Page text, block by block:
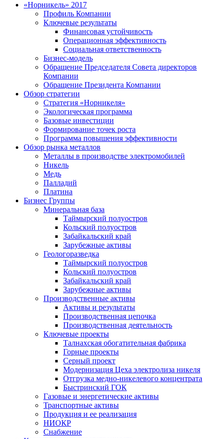
«Норникель» 2017
Профиль Компании
Ключевые результаты
Финансовая устойчивость
Операционная эффективность
Социальная ответственность
Бизнес-модель
Обращение Председателя Совета директоров
Компании
Обращение Президента Компании
Обзор стратегии
Стратегия «Норникеля»
Экологическая программа
Базовые инвестиции
Формирование точек роста
Программа повышения эффективности
Обзор рынка металлов
Металлы в производстве электромобилей
Никель
Медь
Палладий
Платина
Бизнес Группы
Минеральная база
Таймырский полуостров
Кольский полуостров
Забайкальский край
Зарубежные активы
Геологоразведка
Таймырский полуостров
Кольский полуостров
Забайкальский край
Зарубежные активы
Производственные активы
Активы и результаты
Производственная цепочка
Производственная деятельность
Ключевые проекты
Талнахская обогатительная фабрика
Горные проекты
Серный проект
Модернизация Цеха электролиза никеля
Отгрузка медно-никелевого концентрата
Быстринский ГОК
Газовые и энергетические активы
Транспортные активы
Продукция и ее реализация
НИОКР
Снабжение